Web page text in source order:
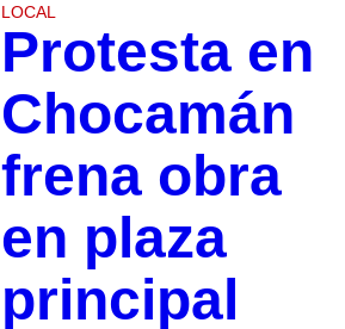
LOCAL
Protesta en
Chocamán
frena obra
en plaza
principal